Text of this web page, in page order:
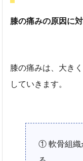
膝の痛みの原因に
膝の痛みは、大き
していきます。
① 軟骨組織